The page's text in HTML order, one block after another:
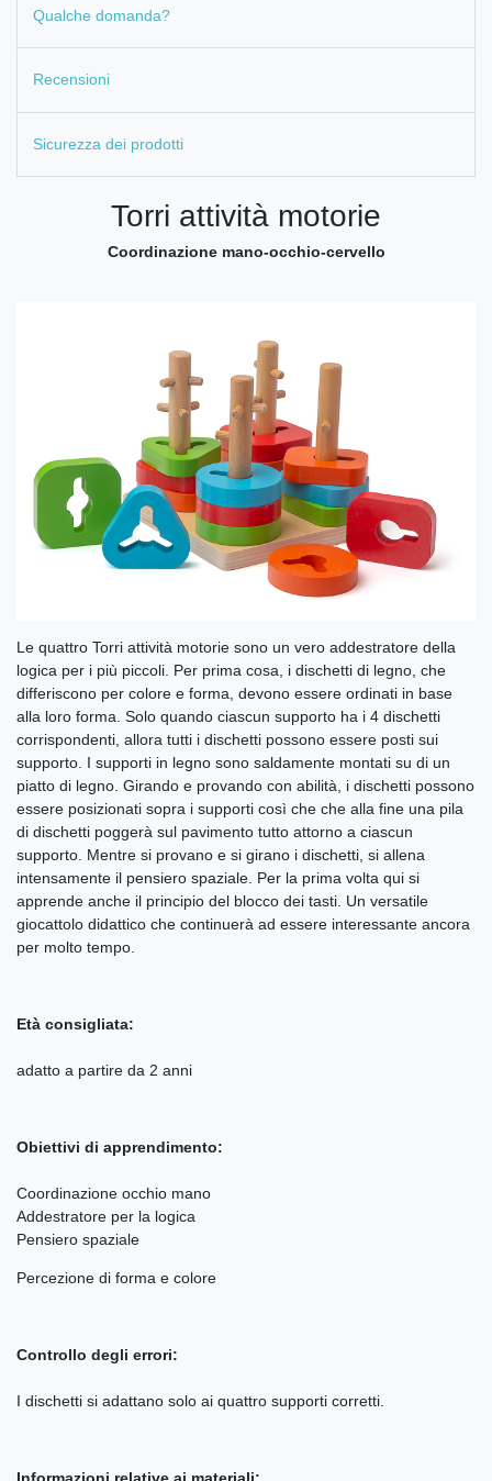
Qualche domanda?
Recensioni
Sicurezza dei prodotti
Torri attività motorie
Coordinazione mano-occhio-cervello
Le quattro Torri attività motorie sono un vero addestratore della
logica per i più piccoli. Per prima cosa, i dischetti di legno, che
differiscono per colore e forma, devono essere ordinati in base
alla loro forma. Solo quando ciascun supporto ha i 4 dischetti
corrispondenti, allora tutti i dischetti possono essere posti sui
supporto. I supporti in legno sono saldamente montati su di un
piatto di legno. Girando e provando con abilità, i dischetti possono
essere posizionati sopra i supporti così che che alla fine una pila
di dischetti poggerà sul pavimento tutto attorno a ciascun
supporto. Mentre si provano e si girano i dischetti, si allena
intensamente il pensiero spaziale. Per la prima volta qui si
apprende anche il principio del blocco dei tasti. Un versatile
giocattolo didattico che continuerà ad essere interessante ancora
per molto tempo.
Età consigliata:
adatto a partire da 2 anni
Obiettivi di apprendimento:
Coordinazione occhio mano
Addestratore per la logica
Pensiero spaziale
Percezione di forma e colore
Controllo degli errori:
I dischetti si adattano solo ai quattro supporti corretti.